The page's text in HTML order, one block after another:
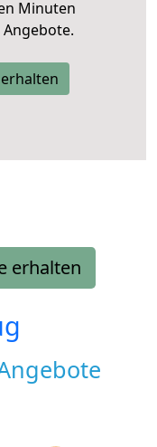
Minuten
erhalten